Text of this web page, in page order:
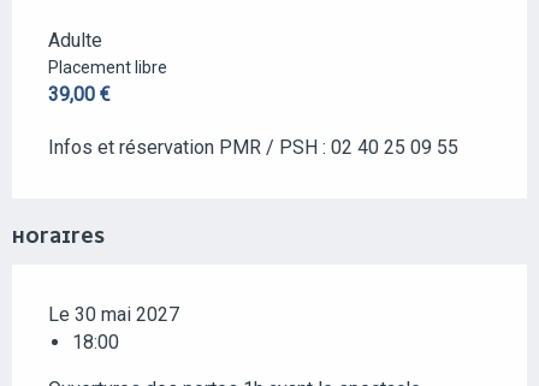
Adulte
Placement libre
39,00 €
Infos et réservation PMR / PSH : 02 40 25 09 55
HORAIRES
Le 30 mai 2027
18:00